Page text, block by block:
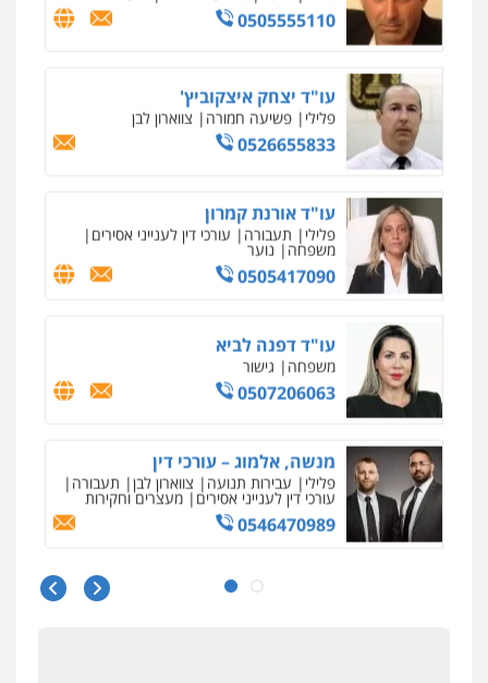
0505555110
עו"ד יצחק איצקוביץ'
פלילי פשיעה חמורה צווארון לבן
0526655833
עו"ד אורנת קמרון
פלילי תעבורה עורכי דין לענייני אסירים
משפחה נוער
0505417090
עו"ד דפנה לביא
משפחה גישור
0507206063
מנשה, אלמוג – עורכי דין
פלילי עבירות תנועה צווארון לבן תעבורה
עורכי דין לענייני אסירים מעצרים וחקירות
0546470989
עו"ד שאדי כבהא